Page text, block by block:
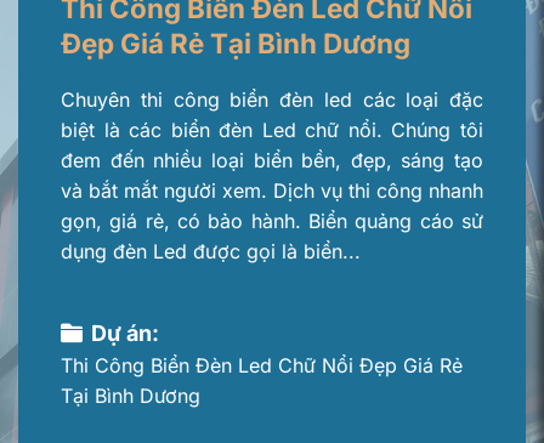
Thi Công Biển Đèn Led Chữ Nổi
Đẹp Giá Rẻ Tại Bình Dương
Chuyên thi công biển đèn led các loại đặc
biệt là các biển đèn Led chữ nổi. Chúng tôi
đem đến nhiều loại biển bền, đẹp, sáng tạo
và bắt mắt người xem. Dịch vụ thi công nhanh
gọn, giá rẻ, có bảo hành. Biển quảng cáo sử
dụng đèn Led được gọi là biển...
Dự án:
Thi Công Biển Đèn Led Chữ Nổi Đẹp Giá Rẻ
Tại Bình Dương